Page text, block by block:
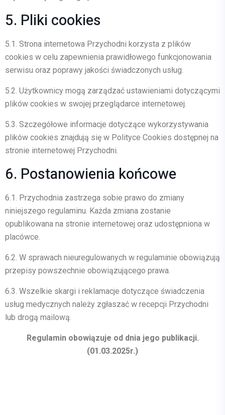
5. Pliki cookies
5.1. Strona internetowa Przychodni korzysta z plików
cookies w celu zapewnienia prawidłowego funkcjonowania
serwisu oraz poprawy jakości świadczonych usług.
5.2. Użytkownicy mogą zarządzać ustawieniami dotyczącymi
plików cookies w swojej przeglądarce internetowej.
5.3. Szczegółowe informacje dotyczące wykorzystywania
plików cookies znajdują się w Polityce Cookies dostępnej na
stronie internetowej Przychodni.
6. Postanowienia końcowe
6.1. Przychodnia zastrzega sobie prawo do zmiany
niniejszego regulaminu. Każda zmiana zostanie
opublikowana na stronie internetowej oraz udostępniona w
placówce.
6.2. W sprawach nieuregulowanych w regulaminie obowiązują
przepisy powszechnie obowiązującego prawa.
6.3. Wszelkie skargi i reklamacje dotyczące świadczenia
usług medycznych należy zgłaszać w recepcji Przychodni
lub drogą mailową.
Regulamin obowiązuje od dnia jego publikacji.
(01.03.2025r.)